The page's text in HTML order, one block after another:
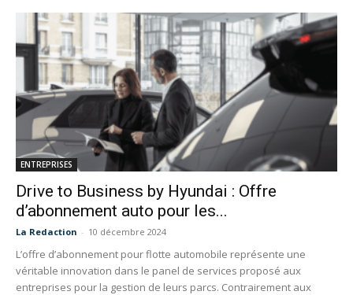
ENTREPRISES
Drive to Business by Hyundai : Offre
d’abonnement auto pour les...
La Redaction - 10 décembre 2024
L’offre d’abonnement pour flotte automobile représente une
véritable innovation dans le panel de services proposé aux
entreprises pour la gestion de leurs parcs. Contrairement aux